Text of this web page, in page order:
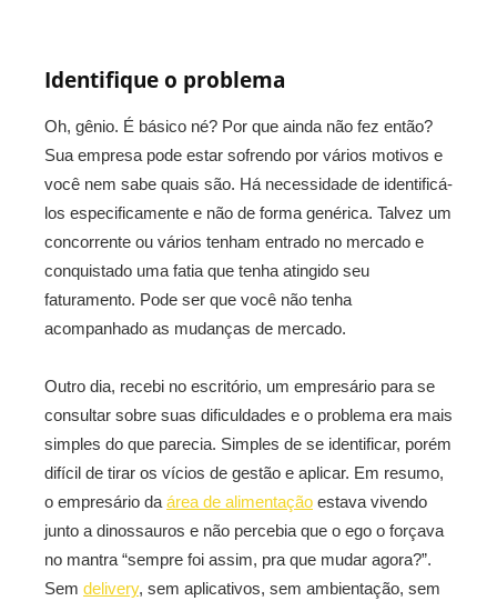
Identifique o problema
Oh, gênio. É básico né? Por que ainda não fez então?
Sua empresa pode estar sofrendo por vários motivos e
você nem sabe quais são. Há necessidade de identificá-
los especificamente e não de forma genérica. Talvez um
concorrente ou vários tenham entrado no mercado e
conquistado uma fatia que tenha atingido seu
faturamento. Pode ser que você não tenha
acompanhado as mudanças de mercado.
Outro dia, recebi no escritório, um empresário para se
consultar sobre suas dificuldades e o problema era mais
simples do que parecia. Simples de se identificar, porém
difícil de tirar os vícios de gestão e aplicar. Em resumo,
o empresário da área de alimentação estava vivendo
junto a dinossauros e não percebia que o ego o forçava
no mantra “sempre foi assim, pra que mudar agora?”.
Sem delivery, sem aplicativos, sem ambientação, sem